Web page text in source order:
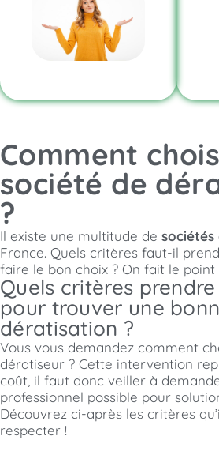
Comment
société de
?
Il existe une multitude de
France. Quels critères faut-il
faire le bon choix ? On fait le point
Quels critères
pour trouver une
dératisation ?
Vous vous demandez comment
dératiseur ? Cette intervention
coût, il faut donc veiller à
professionnel possible pour
Découvrez ci-après les critères
respecter !